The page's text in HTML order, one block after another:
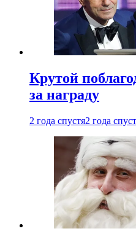
Крутой
за награду
2 года спустя2 года